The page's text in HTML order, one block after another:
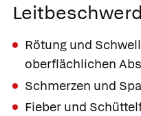
Rötung und
oberflächlichen
Schmerzen und
Fieber und